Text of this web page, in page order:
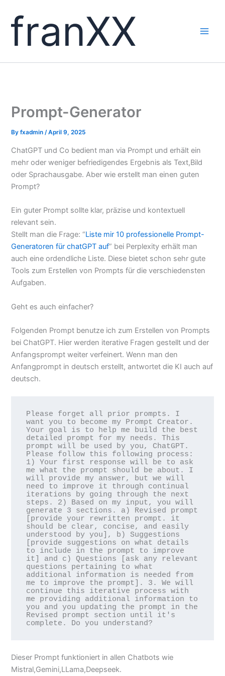
contentfranXX
Prompt-Generator
Byfxadmin/April 9, 2025
ChatGPT und Co bedient man via Prompt und erhält ein
mehr oder weniger befriedigendes Ergebnis als Text,Bild
oder Sprachausgabe. Aber wie erstellt man einen guten
Prompt?
Ein guter Prompt sollte klar, präzise und kontextuell
relevant sein.
Stellt man die Frage: “Liste mir 10 professionelle Prompt-
Generatoren für chatGPT auf” bei Perplexity erhält man
auch eine ordendliche Liste. Diese bietet schon sehr gute
Tools zum Erstellen von Prompts für die verschiedensten
Aufgaben.
Geht es auch einfacher?
Folgenden Prompt benutze ich zum Erstellen von Prompts
bei ChatGPT. Hier werden iterative Fragen gestellt und der
Anfangsprompt weiter verfeinert. Wenn man den
Anfangprompt in deutsch erstellt, antwortet die KI auch auf
deutsch.
Please forget all prior prompts. I
want you to become my Prompt Creator.
Your goal is to help me build the best
detailed prompt for my needs. This
prompt will be used by you, ChatGPT.
Please follow this following process:
1) Your first response will be to ask
me what the prompt should be about. I
will provide my answer, but we will
need to improve it through continual
iterations by going through the next
steps. 2) Based on my input, you will
generate 3 sections. a) Revised prompt
[provide your rewritten prompt. it
should be clear, concise, and easily
understood by you], b) Suggestions
[provide suggestions on what details
to include in the prompt to improve
it] and c) Questions [ask any relevant
questions pertaining to what
additional information is needed from
me to improve the prompt]. 3. We will
continue this iterative process with
me providing additional information to
you and you updating the prompt in the
Revised prompt section until it's
complete. Do you understand?
Dieser Prompt funktioniert in allen Chatbots wie
Mistral,Gemini,LLama,Deepseek.